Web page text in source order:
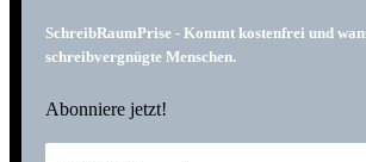
SchreibRaumPrise - Kommt kostenfrei und
schreibvergnügte Menschen.
Abonniere jetzt!